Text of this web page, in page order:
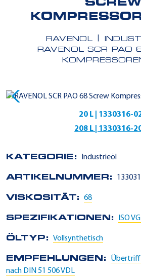
SCREW
RAVENOL
RAVENOL SCR PAO
20 L | 1330316-
208 L | 1330316-
KATEGORIE: Industrieöl
ARTIKELNUMMER:
VISKOSITÄT: 68
SPEZIFIKATIONEN: ISO
ÖLTYP: Vollsynthetisch
EMPFEHLUNGEN:
nach DIN 51 506 VDL